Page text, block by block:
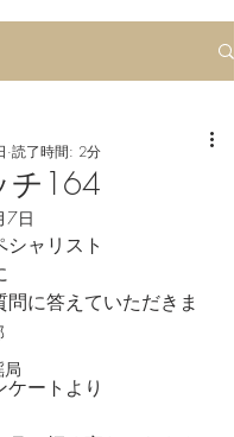
チ164
読了時間: 2分
7日
ャリスト
に答えていただきま
ートより